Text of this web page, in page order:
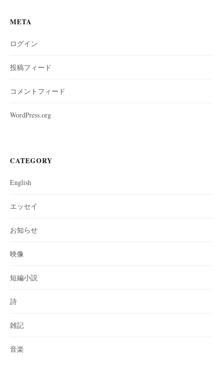
META
ログイン
投稿フィード
コメントフィード
WordPress.org
CATEGORY
English
エッセイ
お知らせ
映像
短編小説
詩
雑記
音楽